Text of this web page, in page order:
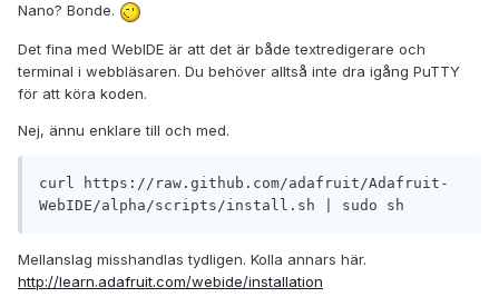
Nano? Bonde.
Det fina med WebIDE är att det är både textredigerare och
terminal i webbläsaren. Du behöver alltså inte dra igång PuTTY
för att köra koden.
Nej, ännu enklare till och med.
curl https://raw.github.com/adafruit/Adafruit-
WebIDE/alpha/scripts/install.sh | sudo sh
Mellanslag misshandlas tydligen. Kolla annars här.
http://learn.adafruit.com/webide/installation